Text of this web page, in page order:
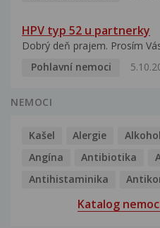
HPV typ 52 u partnerky
Dobrý deň prajem. Prosím
Pohlavní nemoci
NEMOCI
Kašel Alergie
Angína
Antibiotika
Antihistaminika
Katalog